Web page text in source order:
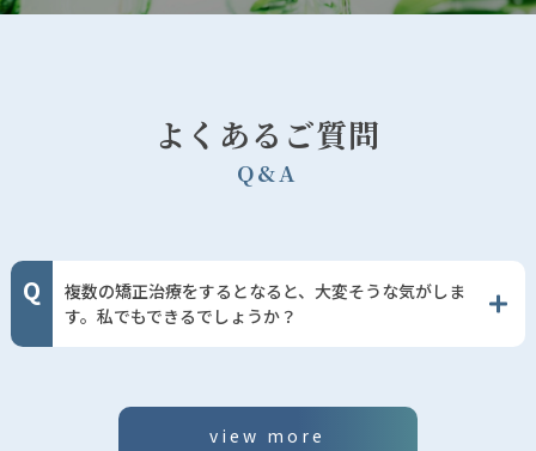
よくあるご質問
Q&A
複数の矯正治療をするとなると、大変そうな気がしま
す。私でもできるでしょうか？
view more